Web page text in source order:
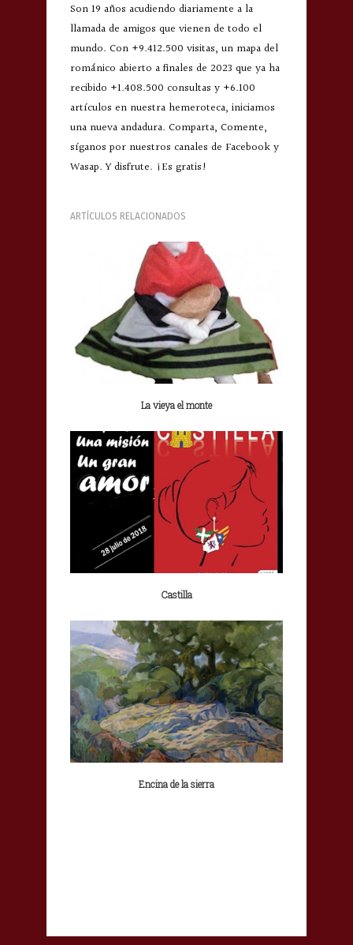
Son 19 años acudiendo diariamente a la
llamada de amigos que vienen de todo el
mundo. Con +9.412.500 visitas, un mapa del
románico abierto a finales de 2023 que ya ha
recibido +1.408.500 consultas y +6.100
artículos en nuestra hemeroteca, iniciamos
una nueva andadura. Comparta, Comente,
síganos por nuestros canales de Facebook y
Wasap. Y disfrute. ¡Es gratis!
ARTÍCULOS RELACIONADOS
La vieya el monte
Castilla
Encina de la sierra